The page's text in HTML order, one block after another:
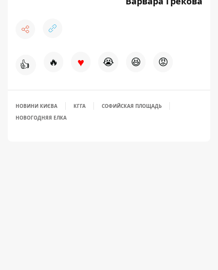
👍 🔥 ♥ 😭 😆 😡
НОВИНИ КИЄВА КГГА
СОФИЙСКАЯ ПЛОЩАДЬ
НОВОГОДНЯЯ ЕЛКА